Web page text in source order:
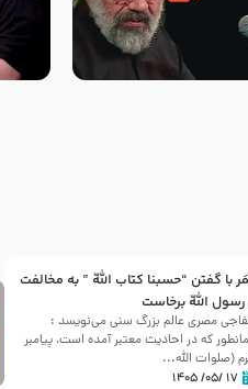
منم مثل تو خمیدم – حاج
کریمی – شهادت حضرت
تک
با گفتن “حسبنا كتاب اللّه ” به مخالفت
رسول اللّه برخاست
مصری عالم بزرگ سنی می‌نویسد :
که در احادیث معتبر آمده است، پیامبر
(صلوات اللّه...
۱۷ /۰۵/ ۱۴۰۵
موسی الرضا (علیه السلام) در روز